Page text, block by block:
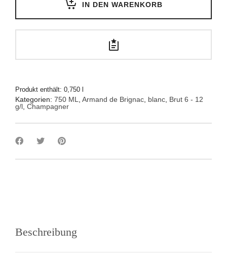
IN DEN WARENKORB
Produkt enthält: 0,750
Kategorien: 750 ML, Armand de Brignac, blanc, Brut 6 - 12
g/l, Champagner
Beschreibung